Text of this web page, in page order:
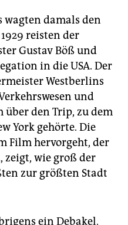
wagten damals den
reisten der
Gustav Böß und
in die USA. Der
Westberlins
und
den Trip, zu dem
York gehörte. Die
Film hervorgeht, der
zeigt, wie groß der
zur größten Stadt
ein Debakel.